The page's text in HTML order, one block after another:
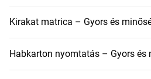
Kirakat matrica – Gyors és
Habkarton nyomtatás – Gyors és